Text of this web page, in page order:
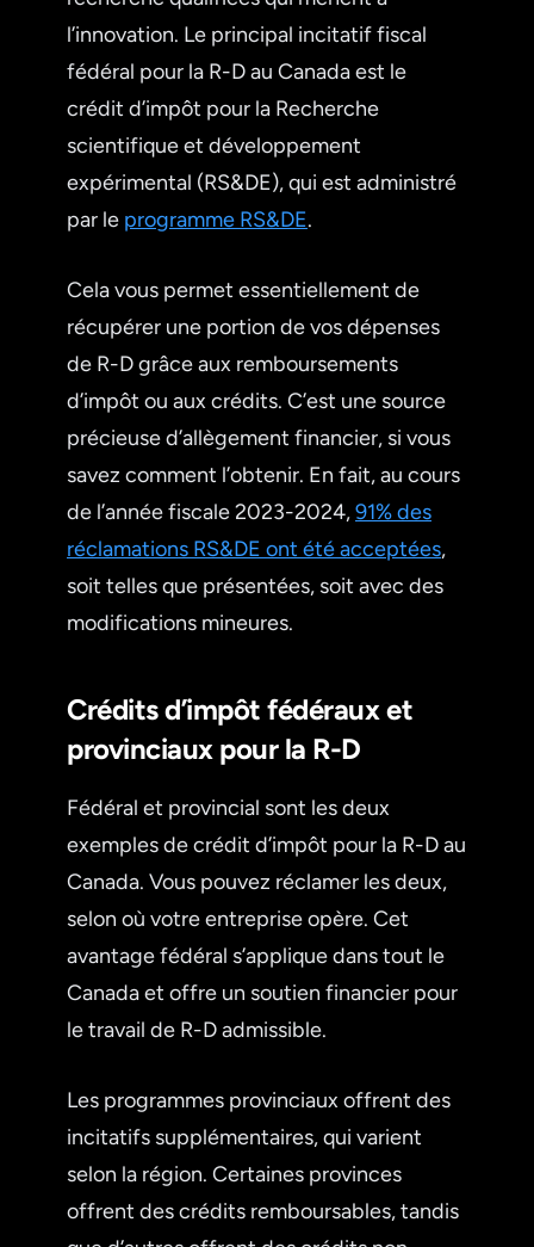
l’innovation. Le principal incitatif fiscal
fédéral pour la R-D au Canada est le
crédit d’impôt pour la Recherche
scientifique et développement
expérimental (RS&DE), qui est administré
par le programme RS&DE.
Cela vous permet essentiellement de
récupérer une portion de vos dépenses
de R-D grâce aux remboursements
d’impôt ou aux crédits. C’est une source
précieuse d’allègement financier, si vous
savez comment l’obtenir. En fait, au cours
de l’année fiscale 2023-2024,91% des
réclamations RS&DE ont été acceptées,
soit telles que présentées, soit avec des
modifications mineures.
Crédits d’impôt fédéraux et
provinciaux pour la R-D
Fédéral et provincial sont les deux
exemples de crédit d’impôt pour la R-D au
Canada. Vous pouvez réclamer les deux,
selon où votre entreprise opère. Cet
avantage fédéral s’applique dans tout le
Canada et offre un soutien financier pour
le travail de R-D admissible.
Les programmes provinciaux offrent des
incitatifs supplémentaires, qui varient
selon la région. Certaines provinces
offrent des crédits remboursables, tandis